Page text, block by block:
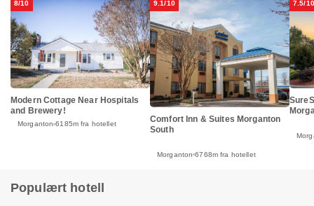
8/10
Modern Cottage Near Hospitals
and Brewery!
Morganton 6185m fra hotellet
9.1/10
Comfort Inn & Suites Morganton
South
Morganton 6768m fra hotellet
7.5/10
Populært hotell